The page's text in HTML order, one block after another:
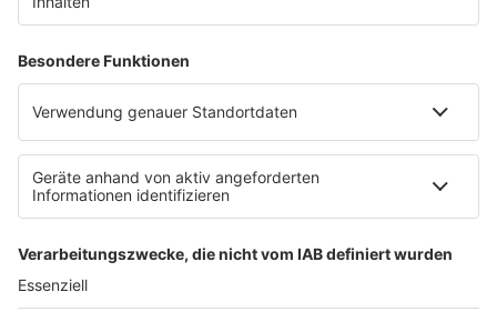
Kontakt
Datenschutz
Datenschutz Facebook & Instagram-Fanpage
Datenschutzeinstellungen
Allgemeine Teilnahmebedingungen
Werbung schalten
80s80s.de